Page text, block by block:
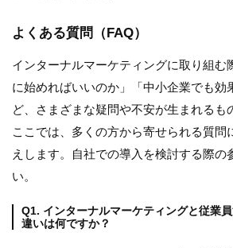
よくある質問（FAQ）
インターナルマーケティングに取り組む
に始めればいいのか」「中小企業でも効
ど、さまざまな疑問や不安が生まれるも
ここでは、多くの方から寄せられる質問
えします。自社での導入を検討する際の
い。
Q1. インターナルマーケティングと従業
違いは何ですか？